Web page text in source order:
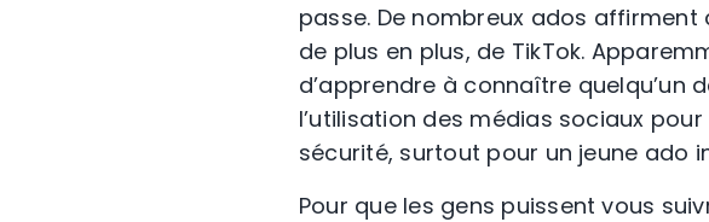
passe. De nombreux ados
de plus en plus, de TikTok.
d’apprendre à connaître quelqu’un
l’utilisation des médias sociaux
sécurité, surtout pour un jeune ado
Pour que les gens puissent vous